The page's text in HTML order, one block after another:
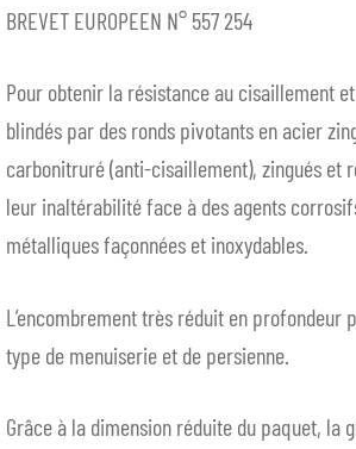
BREVET EUROPEEN N° 557 254
Pour obtenir la résistance au cisaillement
blindés par des ronds pivotants en acier
carbonitruré (anti-cisaillement), zingués et
leur inaltérabilité face à des agents
métalliques façonnées et inoxydables.
L’encombrement très réduit en
type de menuiserie et de persienne.
Grâce à la dimension réduite du paquet, la